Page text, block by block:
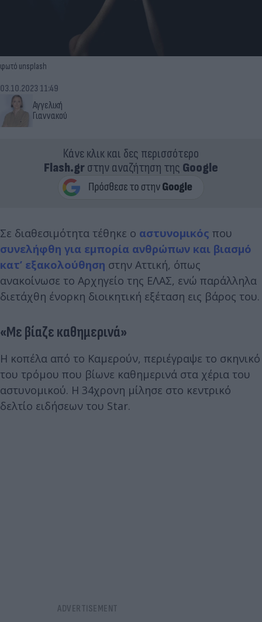
φωτό unsplash
Αγγελική
Γιαννακού
03.10.2023 11:49
Κάνε κλικ και δες περισσότερο
Flash.grστην αναζήτηση της Google
Σε διαθεσιμότητα τέθηκε ο αστυνομικός που
συνελήφθη για εμπορία ανθρώπων και βιασμό
κατ’ εξακολούθηση στην Αττική, όπως
ανακοίνωσε το Αρχηγείο της ΕΛΑΣ, ενώ παράλληλα
διετάχθη ένορκη διοικητική εξέταση εις βάρος του.
«Με βίαζε καθημερινά»
Η κοπέλα από το Καμερούν, περιέγραψε το σκηνικό
του τρόμου που βίωνε καθημερινά στα χέρια του
αστυνομικού. Η 34χρονη μίλησε στο κεντρικό
δελτίο ειδήσεων του Star.